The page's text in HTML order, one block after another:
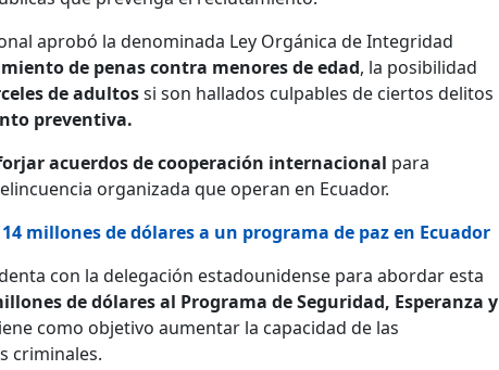
aprobó la denominada Ley Orgánica de Integridad
de penas contra menores de edad, la posibilidad
de adultossi son hallados culpables de ciertos delitos
preventiva.
acuerdos de cooperación internacional para
organizada que operan en Ecuador.
millones de dólares a un programa de paz en Ecuador
con la delegación estadounidense para abordar esta
de dólares al Programa de Seguridad, Esperanza y
como objetivo aumentar la capacidad de las
criminales.